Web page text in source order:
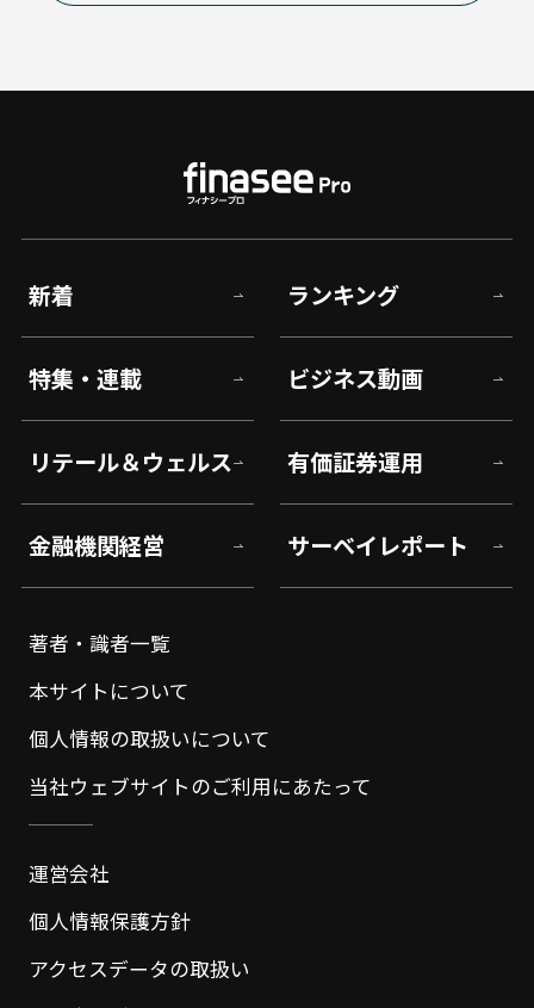
新着 ランキング
特集・連載 ビジネス動画
リテール＆ウェルス 有価証券運用
金融機関経営 サーベイレポート
著者・識者一覧
本サイトについて
個人情報の取扱いについて
当社ウェブサイトのご利用にあたって
運営会社
個人情報保護方針
アクセスデータの取扱い